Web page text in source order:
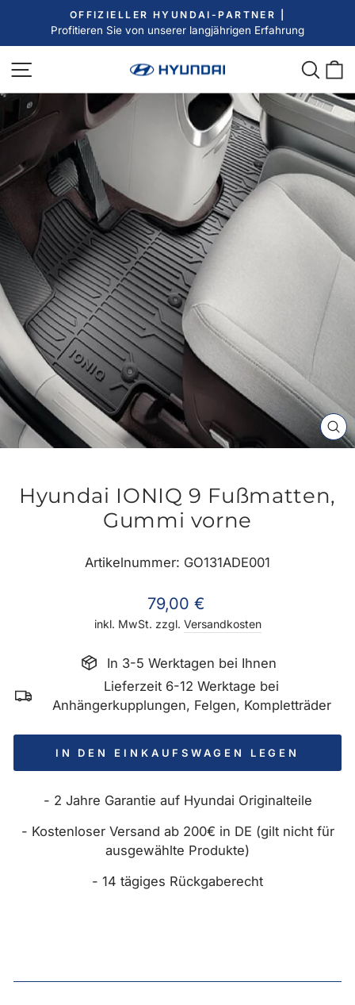
Inhalt
Pause
OFFIZIELLER HYUNDAI-PARTNER |
Profitieren Sie von unserer langjährigen Erfahrung
Seitennavigation
Hyundai IONIQ 9 Fußmatten,
Gummi vorne
Artikelnummer: GO131ADE001
Normaler
Preis
79,00 €
inkl. MwSt. zzgl. Versandkosten
In 3-5 Werktagen bei Ihnen
Lieferzeit 6-12 Werktage bei
Anhängerkupplungen, Felgen, Kompletträder
IN DEN EINKAUFSWAGEN LEGEN
- 2 Jahre Garantie auf Hyundai Originalteile
- Kostenloser Versand ab 200€ in DE (gilt nicht für
ausgewählte Produkte)
- 14 tägiges Rückgaberecht